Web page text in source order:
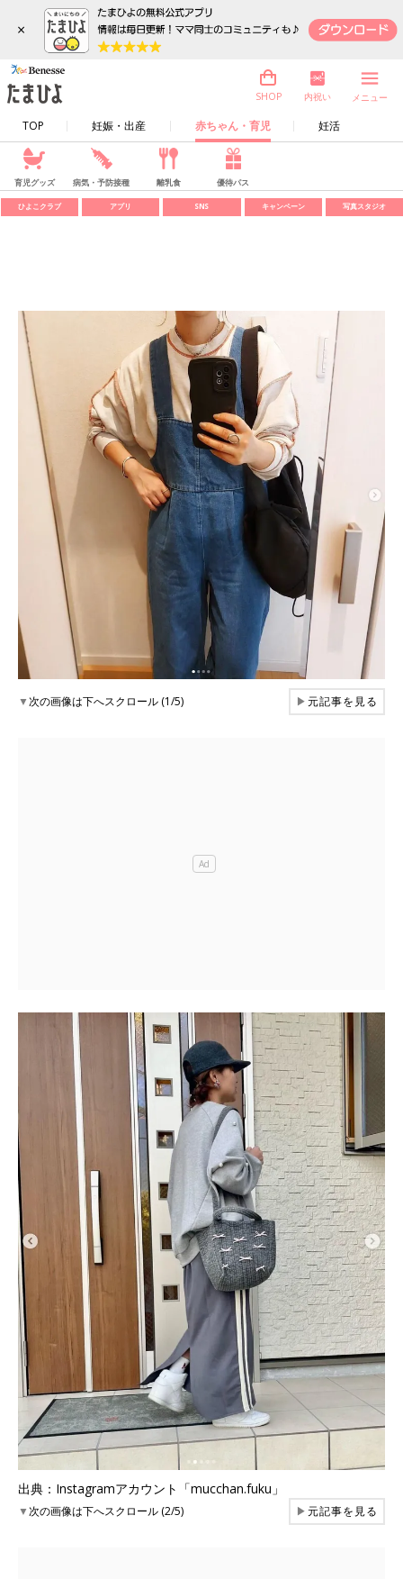
×
TOP 妊娠・出産 赤ちゃん・育児 妊活
SHOP 内祝い メニュー
育児グッズ 病気・予防接種 離乳食 優待パス
ひよこクラブ アプリ SNS キャンペーン 写真スタジオ
▼次の画像は下へスクロール (1/5) ▶元記事を見る
出典：Instagramアカウント「mucchan.fuku」
▼次の画像は下へスクロール (2/5) ▶元記事を見る